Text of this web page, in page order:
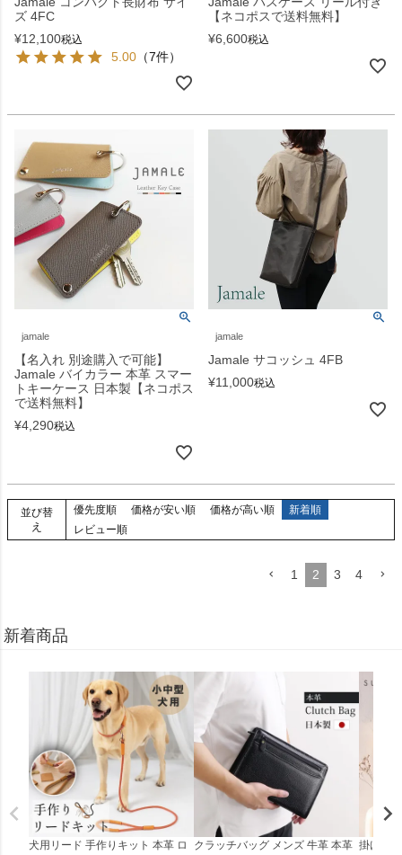
ズ 4FC
¥12,100税込
5.00 （7件）
【ネコポスで送料無料】
¥6,600税込
jamale
【名入れ 別途購入で可能】
Jamale バイカラー 本革 スマー
トキーケース 日本製【ネコポス
で送料無料】
¥4,290税込
jamale
Jamale サコッシュ 4FB
¥11,000税込
並び替
え
優先度順 価格が安い順 価格が高い順
新着順
レビュー順
1 2 3 4
新着商品
犬用リード 手作りキット 本革 ロ
クラッチバッグ メンズ 牛革 本革 掛け時